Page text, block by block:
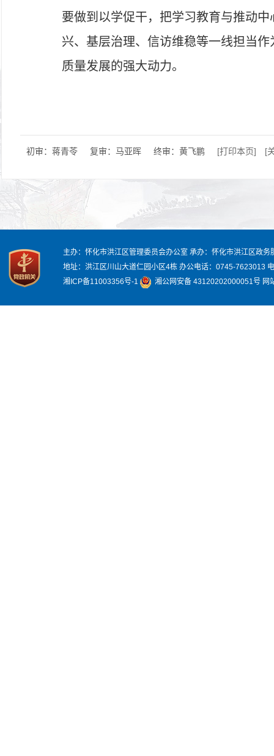
要做到以学促干，把学习教育与推动
兴、基层治理、信访维稳等一线担当
质量发展的强大动力。
初审：蒋青苓 复审：马亚晖 终审：黄飞鹏 [打印本页] [
主办：怀化市洪江区管理委员会办公室 承办：怀化市洪江区政务
地址：洪江区川山大道仁园小区4栋 办公电话：0745-7623013
湘ICP备11003356号-1
湘公网安备 43120202000051号 网